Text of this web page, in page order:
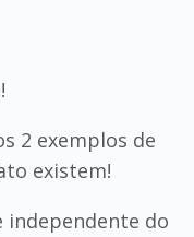
2 exemplos de
existem!
independente do